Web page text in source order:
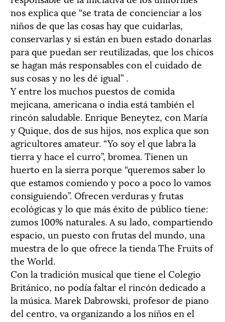
nos explica que “se trata de concienciar a los
niños de que las cosas hay que cuidarlas,
conservarlas y si están en buen estado donarlas
para que puedan ser reutilizadas, que los chicos
se hagan más responsables con el cuidado de
sus cosas y no les dé igual” .
Y entre los muchos puestos de comida
mejicana, americana o india está también el
rincón saludable. Enrique Beneytez, con María
y Quique, dos de sus hijos, nos explica que son
agricultores amateur. “Yo soy el que labra la
tierra y hace el curro”, bromea. Tienen un
huerto en la sierra porque “queremos saber lo
que estamos comiendo y poco a poco lo vamos
consiguiendo”. Ofrecen verduras y frutas
ecológicas y lo que más éxito de público tiene:
zumos 100% naturales. A su lado, compartiendo
espacio, un puesto con frutas del mundo, una
muestra de lo que ofrece la tienda The Fruits of
the World.
Con la tradición musical que tiene el Colegio
Británico, no podía faltar el rincón dedicado a
la música. Marek Dabrowski, profesor de piano
del centro, va organizando a los niños en el